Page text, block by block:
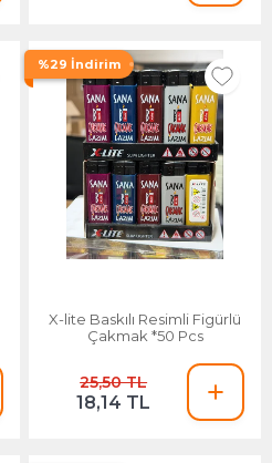
%29 İndirim
X-lite Baskılı Resimli Figürlü
Çakmak *50 Pcs
25,50 TL
18,14 TL